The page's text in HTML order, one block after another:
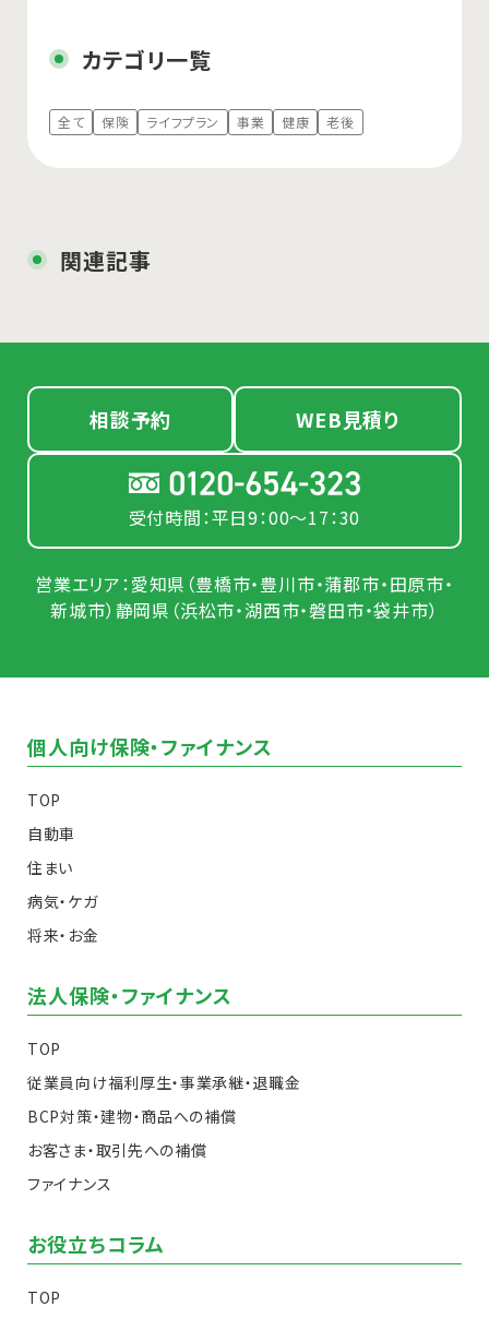
カテゴリ一覧
全て 保険 ライフプラン 事業 健康 老後
関連記事
相談予約 WEB見積り
受付時間：平日9：00～17：30
営業エリア：愛知県（豊橋市・豊川市・蒲郡市・田原市・
新城市）静岡県（浜松市・湖西市・磐田市・袋井市）
個人向け保険・ファイナンス
TOP
自動車
住まい
病気・ケガ
将来・お金
法人保険・ファイナンス
TOP
従業員向け福利厚生・事業承継・退職金
BCP対策・建物・商品への補償
お客さま・取引先への補償
ファイナンス
お役立ちコラム
TOP